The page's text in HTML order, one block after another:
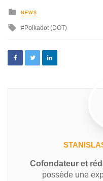
NEWS
Polkadot (DOT)
Cofondateur et
possède une